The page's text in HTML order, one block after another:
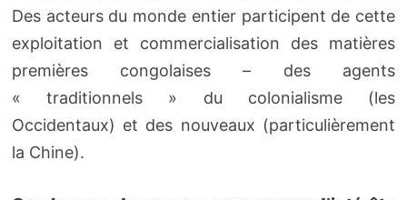
Des acteurs du monde entier participent de cette
exploitation et commercialisation des matières
premières congolaises – des agents
« traditionnels » du colonialisme (les
Occidentaux) et des nouveaux (particulièrement
la Chine).